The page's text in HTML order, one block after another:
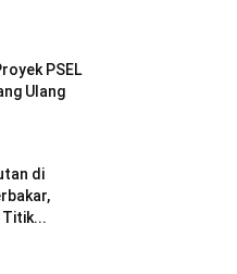
PSEL
Ulang
di